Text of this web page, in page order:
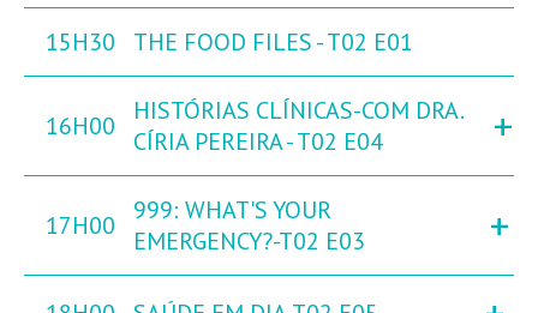
15H30 THE FOOD FILES - T02 E01
16H00
HISTÓRIAS CLÍNICAS-COM DRA.
CÍRIA PEREIRA - T02 E04
+
17H00
999: WHAT'S YOUR
EMERGENCY?-T02 E03
+